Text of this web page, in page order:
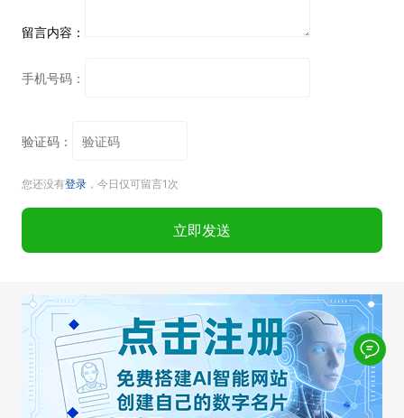
留言内容：
手机号码：
验证码：
您还没有登录 ，今日仅可留言1次